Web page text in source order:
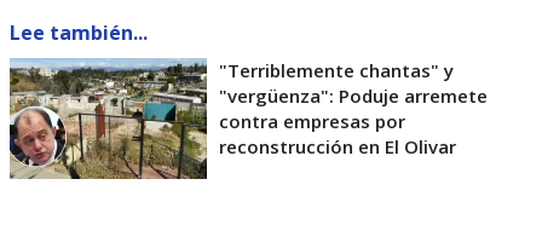
Lee también...
"Terriblemente chantas" y
"vergüenza": Poduje arremete
contra empresas por
reconstrucción en El Olivar